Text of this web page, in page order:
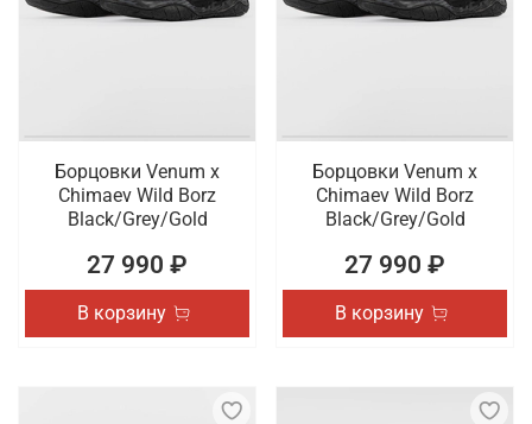
наличии профессиональная обувь для спорта,
Борцовки Venum x
Chimaev Wild Borz
Black/Grey/Gold
27 990 ₽
В корзину
Борцовки Venum x
Chimaev Wild Borz
Black/Grey/Gold
27 990 ₽
В корзину